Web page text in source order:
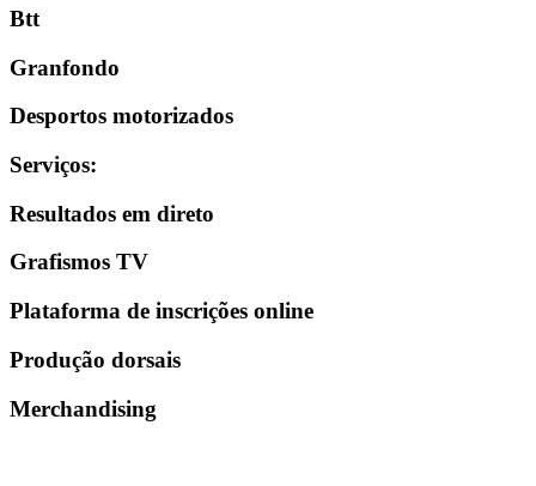
Btt
Granfondo
Desportos motorizados
Serviços:
Resultados em direto
Grafismos TV
Plataforma de inscrições online
Produção dorsais
Merchandising